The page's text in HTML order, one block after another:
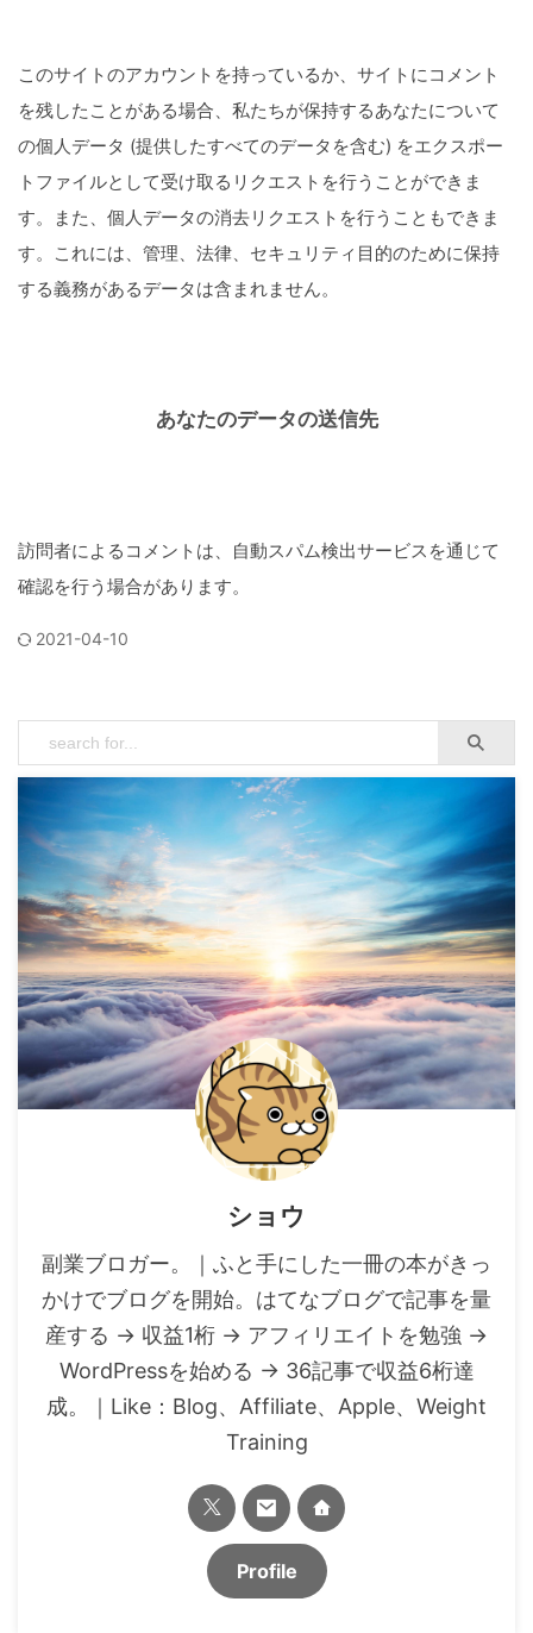
このサイトのアカウントを持っているか、サイトにコメント
を残したことがある場合、私たちが保持するあなたについて
の個人データ (提供したすべてのデータを含む) をエクスポー
トファイルとして受け取るリクエストを行うことができま
す。また、個人データの消去リクエストを行うこともできま
す。これには、管理、法律、セキュリティ目的のために保持
する義務があるデータは含まれません。
あなたのデータの送信先
訪問者によるコメントは、自動スパム検出サービスを通じて
確認を行う場合があります。
2021-04-10
ショウ
副業ブロガー。｜ふと手にした一冊の本がきっ
かけでブログを開始。はてなブログで記事を量
産する → 収益1桁 → アフィリエイトを勉強 →
WordPressを始める → 36記事で収益6桁達
成。｜Like：Blog、Affiliate、Apple、Weight
Training
Profile